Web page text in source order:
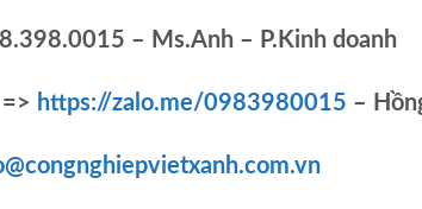
– Ms.Anh – P.Kinh doanh
https://zalo.me/0983980015 –